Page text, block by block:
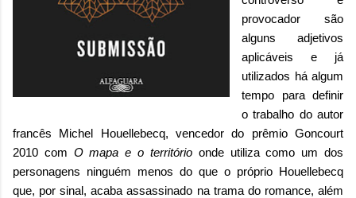
provocador são
alguns adjetivos
aplicáveis e já
utilizados há algum
tempo para definir
o trabalho do autor
francês Michel Houellebecq, vencedor do prêmio Goncourt
2010 com O mapa e o territórioonde utiliza como um dos
personagens ninguém menos do que o próprio Houellebecq
que, por sinal, acaba assassinado na trama do romance, além